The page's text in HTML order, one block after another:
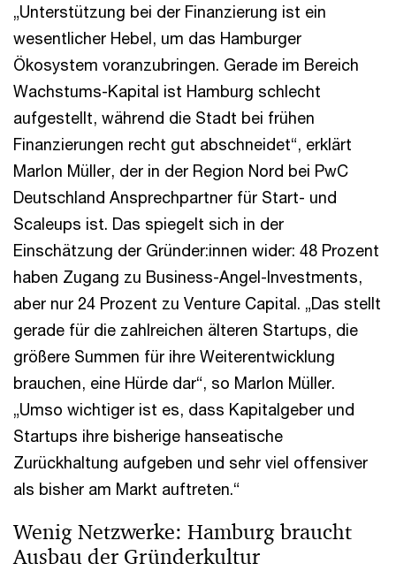
„Unterstützung bei der Finanzierung ist ein
wesentlicher Hebel, um das Hamburger
Ökosystem voranzubringen. Gerade im Bereich
Wachstums-Kapital ist Hamburg schlecht
aufgestellt, während die Stadt bei frühen
Finanzierungen recht gut abschneidet“, erklärt
Marlon Müller, der in der Region Nord bei PwC
Deutschland Ansprechpartner für Start- und
Scaleups ist. Das spiegelt sich in der
Einschätzung der Gründer:innen wider: 48 Prozent
haben Zugang zu Business-Angel-Investments,
aber nur 24 Prozent zu Venture Capital. „Das stellt
gerade für die zahlreichen älteren Startups, die
größere Summen für ihre Weiterentwicklung
brauchen, eine Hürde dar“, so Marlon Müller.
„Umso wichtiger ist es, dass Kapitalgeber und
Startups ihre bisherige hanseatische
Zurückhaltung aufgeben und sehr viel offensiver
als bisher am Markt auftreten.“
Wenig Netzwerke: Hamburg braucht
Ausbau der Gründerkultur